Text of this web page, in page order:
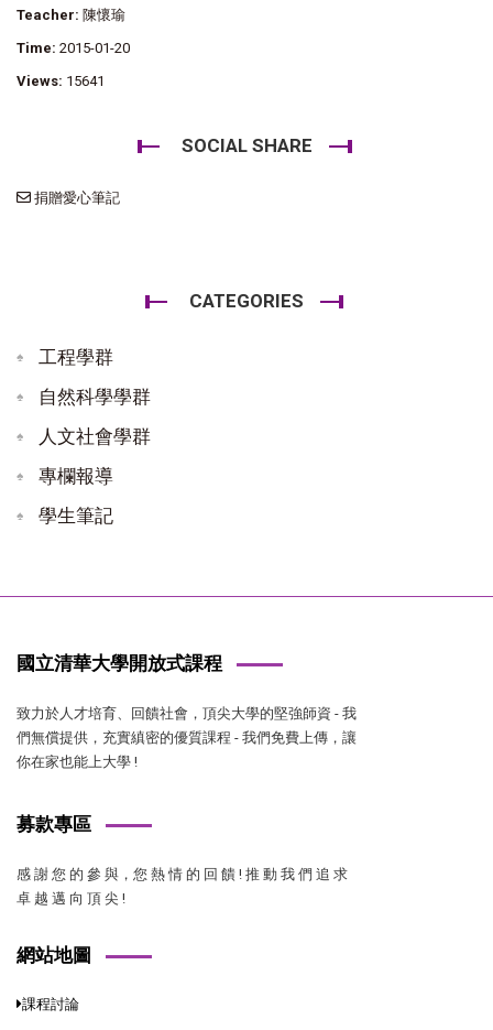
Teacher: 陳懷瑜
Time: 2015-01-20
Views: 15641
SOCIAL SHARE
捐贈愛心筆記
CATEGORIES
工程學群
自然科學學群
人文社會學群
專欄報導
學生筆記
國立清華大學開放式課程
致力於人才培育、回饋社會，頂尖大學的堅強師資 - 我
們無償提供，充實縝密的優質課程 - 我們免費上傳，讓
你在家也能上大學 !
募款專區
感 謝 您 的 參 與，您 熱 情 的 回 饋 ! 推 動 我 們 追 求
卓 越 邁 向 頂 尖 !
網站地圖
課程討論